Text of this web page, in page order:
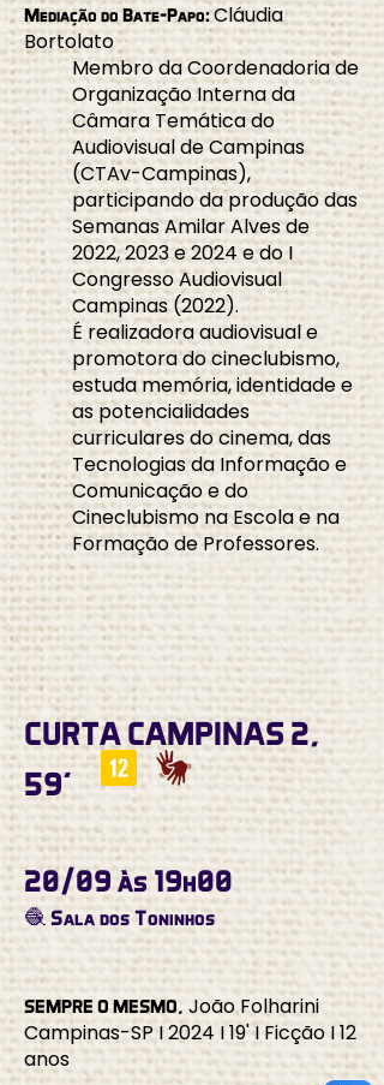
Mediação do Bate-Papo:Cláudia
Bortolato
Membro da Coordenadoria de
Organização Interna da
Câmara Temática do
Audiovisual de Campinas
(CTAv-Campinas),
participando da produção das
Semanas Amilar Alves de
2022, 2023 e 2024 e do I
Congresso Audiovisual
Campinas (2022).
É realizadora audiovisual e
promotora do cineclubismo,
estuda memória, identidade e
as potencialidades
curriculares do cinema, das
Tecnologias da Informação e
Comunicação e do
Cineclubismo na Escola e na
Formação de Professores.
CURTA CAMPINAS 2,
59'
20/09 às 19h00
🧶 Sala dos Toninhos
SEMPRE O MESMO, João Folharini
Campinas-SP I 2024 I 19' I Ficção I 12
anos